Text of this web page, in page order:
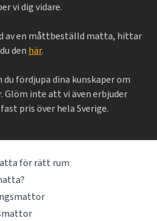
vi dig vidare.
av en måttbeställd matta, hittar
du den här.
fördjupa dina kunskaper om
inte att vi även erbjuder
pris över hela Sverige.
för rätt rum